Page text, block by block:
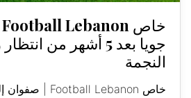
جويا بعد 5 أشهر من
النجمة